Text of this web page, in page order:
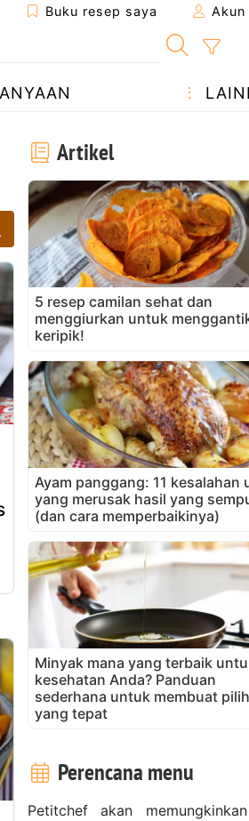
Buku resep saya Akun
Artikel
5 resep camilan sehat dan
menggiurkan untuk
keripik!
Ayam panggang: 11 kesalahan
yang merusak hasil yang
(dan cara memperbaikinya)
Minyak mana yang terbaik
kesehatan Anda? Panduan
sederhana untuk membuat
yang tepat
Perencana menu
Petitchef akan